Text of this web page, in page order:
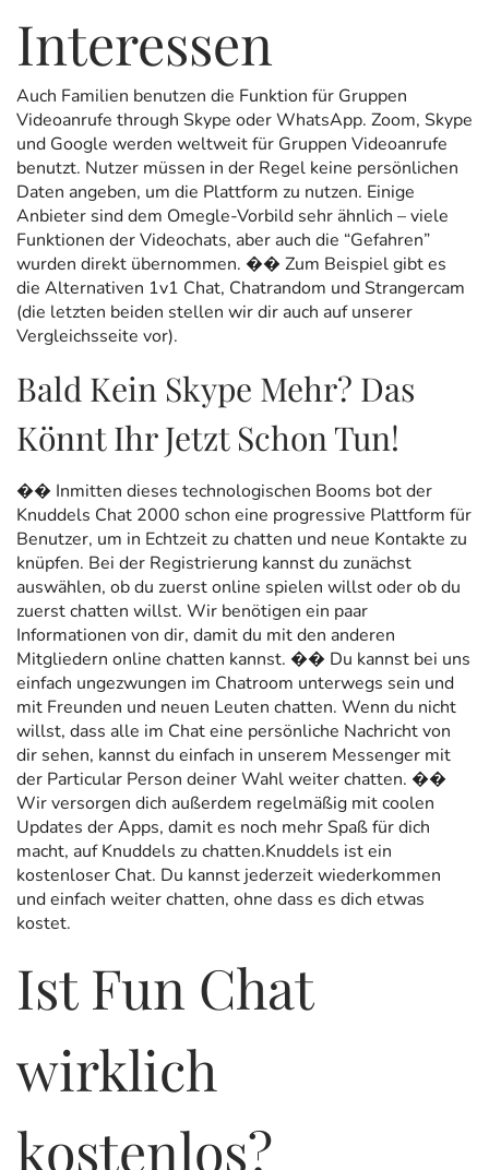
Interessen
Auch Familien benutzen die Funktion für Gruppen
Videoanrufe through Skype oder WhatsApp. Zoom, Skype
und Google werden weltweit für Gruppen Videoanrufe
benutzt. Nutzer müssen in der Regel keine persönlichen
Daten angeben, um die Plattform zu nutzen. Einige
Anbieter sind dem Omegle-Vorbild sehr ähnlich – viele
Funktionen der Videochats, aber auch die “Gefahren”
wurden direkt übernommen. �� Zum Beispiel gibt es
die Alternativen 1v1 Chat, Chatrandom und Strangercam
(die letzten beiden stellen wir dir auch auf unserer
Vergleichsseite vor).
Bald Kein Skype Mehr? Das
Könnt Ihr Jetzt Schon Tun!
�� Inmitten dieses technologischen Booms bot der
Knuddels Chat 2000 schon eine progressive Plattform für
Benutzer, um in Echtzeit zu chatten und neue Kontakte zu
knüpfen. Bei der Registrierung kannst du zunächst
auswählen, ob du zuerst online spielen willst oder ob du
zuerst chatten willst. Wir benötigen ein paar
Informationen von dir, damit du mit den anderen
Mitgliedern online chatten kannst. �� Du kannst bei uns
einfach ungezwungen im Chatroom unterwegs sein und
mit Freunden und neuen Leuten chatten. Wenn du nicht
willst, dass alle im Chat eine persönliche Nachricht von
dir sehen, kannst du einfach in unserem Messenger mit
der Particular Person deiner Wahl weiter chatten. ��
Wir versorgen dich außerdem regelmäßig mit coolen
Updates der Apps, damit es noch mehr Spaß für dich
macht, auf Knuddels zu chatten.Knuddels ist ein
kostenloser Chat. Du kannst jederzeit wiederkommen
und einfach weiter chatten, ohne dass es dich etwas
kostet.
Ist Fun Chat
wirklich
kostenlos?